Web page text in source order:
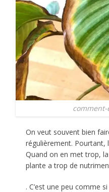
On veut souvent bien
régulièrement. Pourtant,
Quand on en met trop,
plante a trop de
. C’est une peu comme